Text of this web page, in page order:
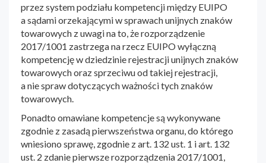
przez system podziału kompetencji między EUIPO
a sądami orzekającymi w sprawach unijnych znaków
towarowych z uwagi na to, że rozporządzenie
2017/1001 zastrzega na rzecz EUIPO wyłączną
kompetencję w dziedzinie rejestracji unijnych znaków
towarowych oraz sprzeciwu od takiej rejestracji,
a nie spraw dotyczących ważności tych znaków
towarowych.
Ponadto omawiane kompetencje są wykonywane
zgodnie z zasadą pierwszeństwa organu, do którego
wniesiono sprawę, zgodnie z art. 132 ust. 1 i art. 132
ust. 2 zdanie pierwsze rozporządzenia 2017/1001,